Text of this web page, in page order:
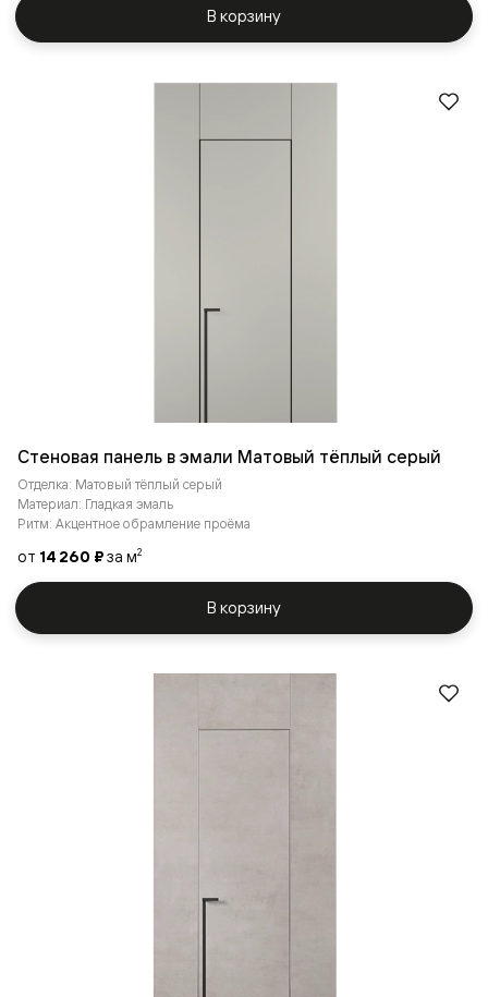
В корзину
Стеновая панель в эмали Матовый тёплый серый
Отделка: Матовый тёплый серый
Материал: Гладкая эмаль
Ритм: Акцентное обрамление проёма
от 14 260 ₽за м2
В корзину